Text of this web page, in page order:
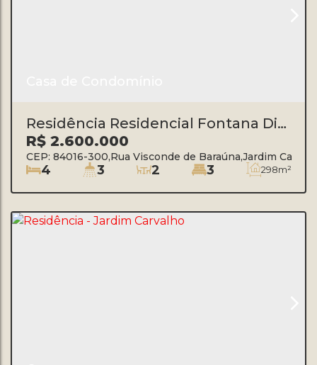
Residência Residencial Fontana Di
Trevi - Jardim Carvalho
R$2.600.000
CEP: 84016-300,Rua Visconde de Baraúna,Jardim
4 3 2 3 298m²